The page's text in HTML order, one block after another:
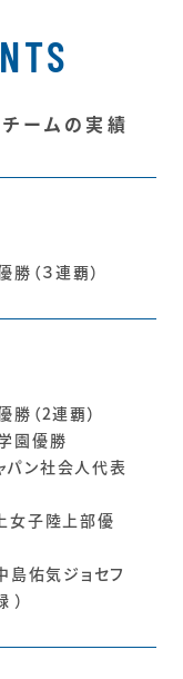
ームの実績
（３連覇）
（2連覇）
園優勝
ン社会人代表
女子陸上部優
島佑気ジョセフ